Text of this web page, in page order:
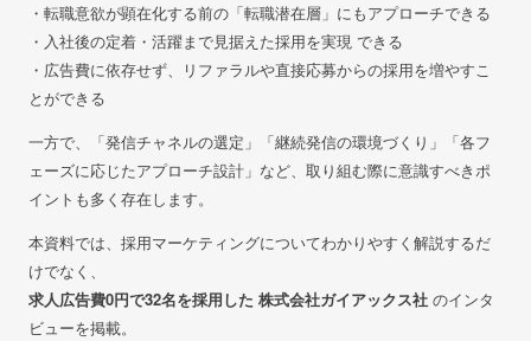
・転職意欲が顕在化する前の「転職潜在層」にもアプローチできる
・入社後の定着・活躍まで見据えた採用を実現 できる
・広告費に依存せず、リファラルや直接応募からの採用を増やすこ
とができる
一方で、「発信チャネルの選定」「継続発信の環境づくり」
「各フ
ェーズに応じたアプローチ設計」など、取り組む際に意識すべきポ
イントも多く 存在します。
本資料では、採用マーケティングについてわかりやすく解説するだ
けでなく、
求人広告費0円で32名を採用した 株式会社ガイアックス社 のインタ
ビューを掲載。